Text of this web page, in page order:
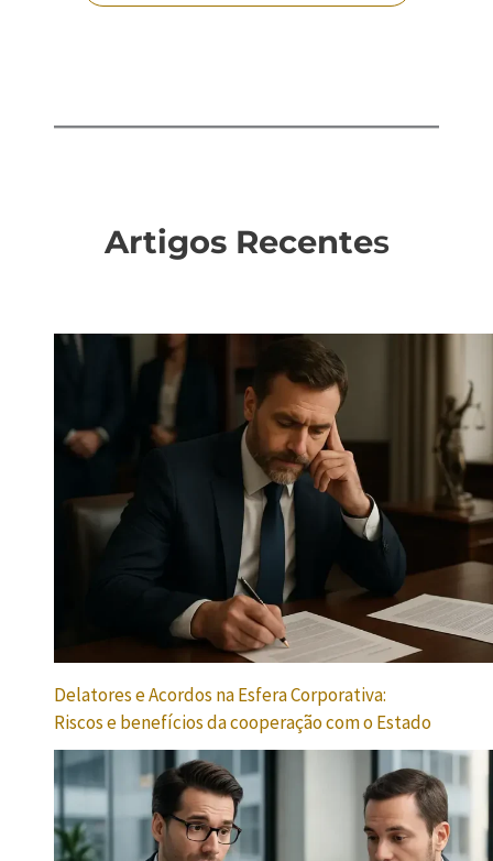
Artigos Recentes
Delatores e Acordos na Esfera Corporativa:
Riscos e benefícios da cooperação com o Estado